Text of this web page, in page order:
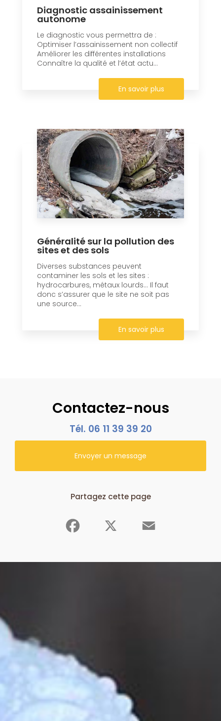
Diagnostic assainissement
autonome
Le diagnostic vous permettra de :
Optimiser l’assainissement non collectif
Améliorer les différentes installations
Connaître la qualité et l’état actu...
En savoir plus
Généralité sur la pollution des
sites et des sols
Diverses substances peuvent
contaminer les sols et les sites :
hydrocarbures, métaux lourds… Il faut
donc s’assurer que le site ne soit pas
une source...
En savoir plus
Contactez-nous
Tél. 06 11 39 39 20
Envoyer un message
Partagez cette page